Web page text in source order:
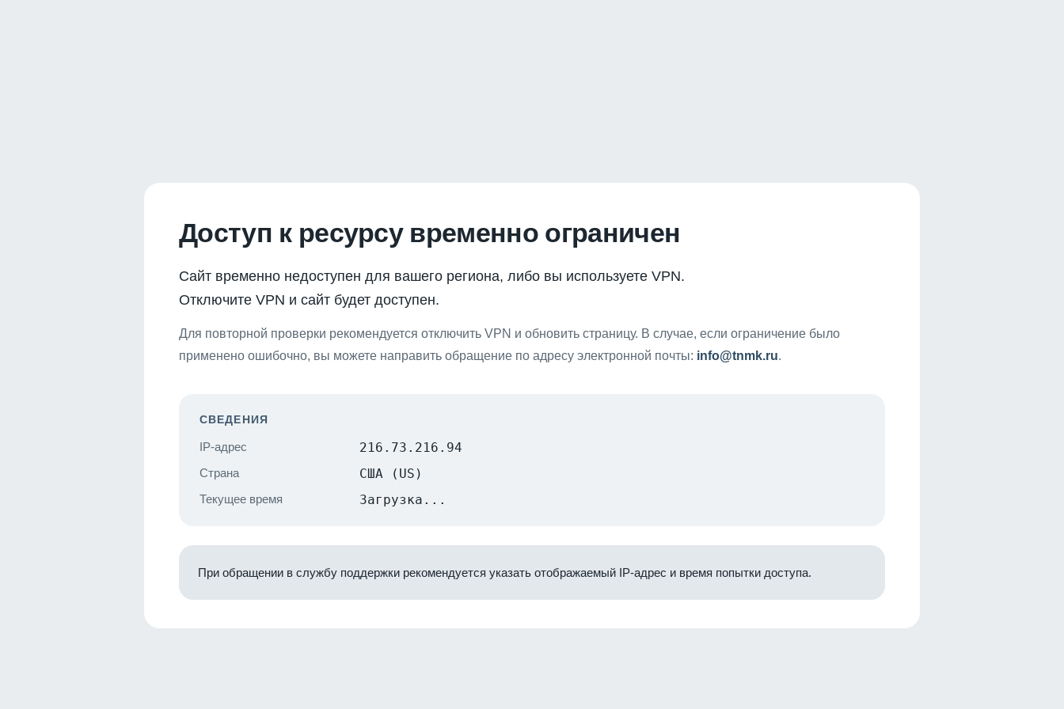
Доступ к ресурсу временно ограничен
Сайт временно недоступен для вашего региона, либо вы используете VPN.
Отключите VPN и сайт будет доступен.
Для повторной проверки рекомендуется отключить VPN и обновить страницу. В случае, если ограничение было
применено ошибочно, вы можете направить обращение по адресу электронной почты: info@tnmk.ru.
СВЕДЕНИЯ
IP-адрес 216.73.216.94
Страна США (US)
Текущее время Загрузка...
При обращении в службу поддержки рекомендуется указать отображаемый IP-адрес и время попытки доступа.